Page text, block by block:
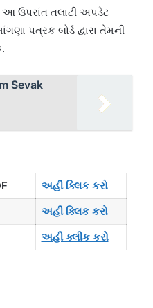
આ ઉપરાંત તલાટી અપડેટ
પત્રક બોર્ડ દ્વારા તેમની
Sevak
અહીં ક્લિક કરો
અહીં ક્લિક કરો
અહીં ક્લીક કરો